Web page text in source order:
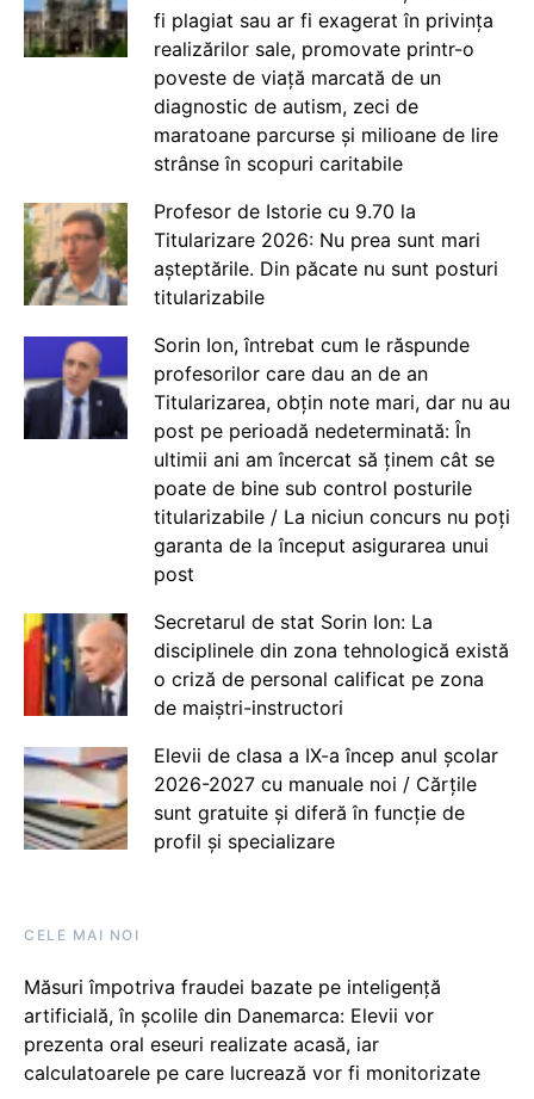
fi plagiat sau ar fi exagerat în privința
realizărilor sale, promovate printr-o
poveste de viață marcată de un
diagnostic de autism, zeci de
maratoane parcurse și milioane de lire
strânse în scopuri caritabile
Profesor de Istorie cu 9.70 la
Titularizare 2026: Nu prea sunt mari
așteptările. Din păcate nu sunt posturi
titularizabile
Sorin Ion, întrebat cum le răspunde
profesorilor care dau an de an
Titularizarea, obțin note mari, dar nu au
post pe perioadă nedeterminată: În
ultimii ani am încercat să ținem cât se
poate de bine sub control posturile
titularizabile / La niciun concurs nu poți
garanta de la început asigurarea unui
post
Secretarul de stat Sorin Ion: La
disciplinele din zona tehnologică există
o criză de personal calificat pe zona
de maiștri-instructori
Elevii de clasa a IX-a încep anul școlar
2026-2027 cu manuale noi / Cărțile
sunt gratuite și diferă în funcție de
profil și specializare
CELE MAI NOI
Măsuri împotriva fraudei bazate pe inteligență
artificială, în școlile din Danemarca: Elevii vor
prezenta oral eseuri realizate acasă, iar
calculatoarele pe care lucrează vor fi monitorizate